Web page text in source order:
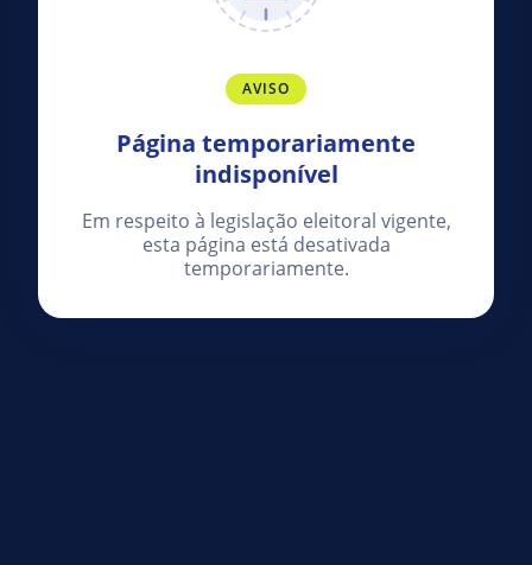
AVISO
Página temporariamente
indisponível
Em respeito à legislação eleitoral vigente,
esta página está desativada
temporariamente.